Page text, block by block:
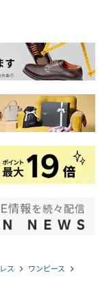
ス navigate_next ワンピース navigate_next